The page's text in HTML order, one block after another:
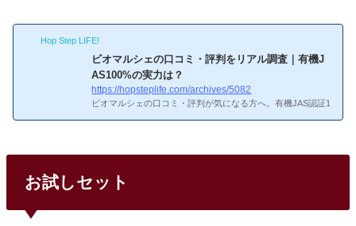
Hop Step LIFE!
ビオマルシェの口コミ・評判をリアル調査｜有機J
AS100%の実力は？
https://hopsteplife.com/archives/5082
ビオマルシェの口コミ・評判が気になる方へ。有機JAS認証1
なぁビオマルシェの良い口コミ「有機野菜の味が格別」最も
トの味が濃い」「ほうれん草のえぐみがない」など、野菜本
という声が多いです。「有機JAS100%の安心感が違う」他の
お試しセット